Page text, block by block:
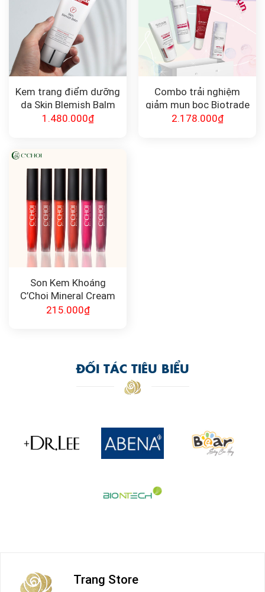
Kem trang điểm dưỡng
da Skin Blemish Balm
Cell Fusion C
1.480.000₫
Combo trải nghiệm
giảm mụn bọc Biotrade
2.178.000₫
Son Kem Khoáng
C’Choi Mineral Cream
215.000₫
ĐỐI TÁC TIÊU BIỂU
Trang Store